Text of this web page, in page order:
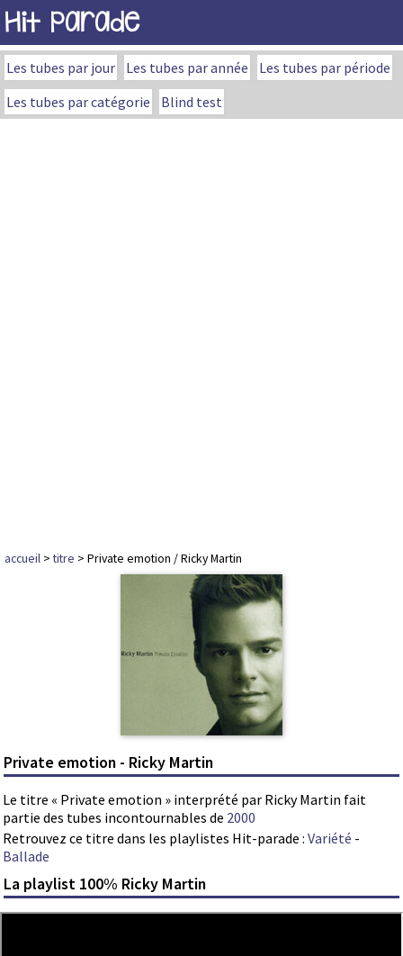
Hit Parade
Les tubes par jour Les tubes par année
Les tubes par période
Les tubes par catégorie
Blind test
accueil >titre > Private emotion / Ricky Martin
Private emotion - Ricky Martin
Le titre « Private emotion » interprété par Ricky Martin fait
partie des tubes incontournables de 2000
Retrouvez ce titre dans les playlistes Hit-parade : Variété -
Ballade
La playlist 100% Ricky Martin